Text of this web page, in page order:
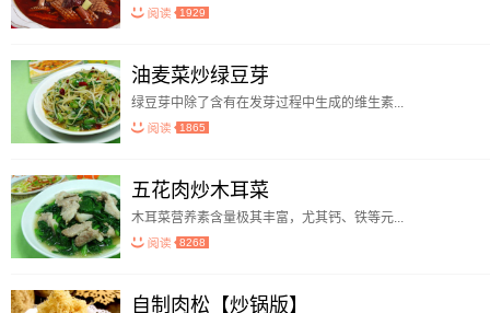
1929
油麦菜炒绿豆芽
绿豆芽中除了含有在发芽过程中生成的维生素...
1865
五花肉炒木耳菜
木耳菜营养素含量极其丰富，尤其钙、铁等元...
8268
自制肉松【炒锅版】